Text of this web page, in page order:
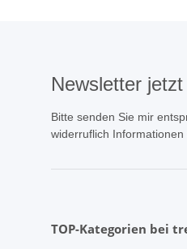
Newsletter
Bitte senden Sie mir
widerruflich
TOP-Kategorien bei